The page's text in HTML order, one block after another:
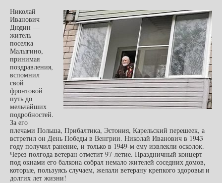
Николай
Иванович
Дюдин —
житель
поселка
Малыгино,
принимая
поздравления,
вспомнил
свой
фронтовой
путь до
мельчайших
подробностей.
За его
плечами Польша, Прибалтика, Эстония, Карельский перешеек, а
встретил он День Победы в Венгрии. Николай Иванович в 1943
году получил ранение, и только в 1949-м ему извлекли осколок.
Через полгода ветеран отметит 97-летие. Праздничный концерт
под окнами его балкона собрал немало жителей соседних домов,
которые, пользуясь случаем, желали ветерану крепкого здоровья и
долгих лет жизни!